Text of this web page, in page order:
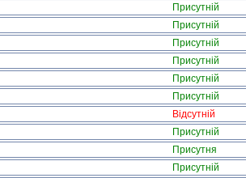
Присутній
Присутній
Присутній
Присутній
Присутній
Присутній
Відсутній
Присутній
Присутня
Присутній